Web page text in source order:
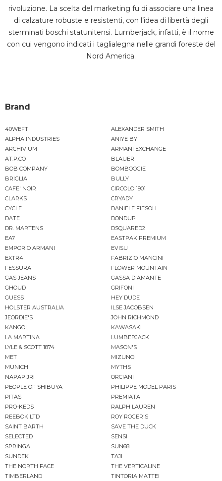
rivoluzione. La scelta del marketing fu di associare una linea
di calzature robuste e resistenti, con l’idea di libertà degli
sterminati boschi statunitensi. Lumberjack, infatti, è il nome
con cui vengono indicati i taglialegna nelle grandi foreste del
Nord America.
Brand
40WEFT
ALEXANDER SMITH
ALPHA INDUSTRIES
ANIYE BY
ARCHIVIUM
ARMANI EXCHANGE
AT.P.CO
BLAUER
BOB COMPANY
BOMBOOGIE
BRIGLIA
BULLY
CAFE' NOIR
CIRCOLO 1901
CLARKS
CRYADY
CYCLE
DANIELE FIESOLI
DATE
DONDUP
DR. MARTENS
DSQUARED2
EA7
EASTPAK PREMIUM
EMPORIO ARMANI
EVISU
EXTR4
FABRIZIO MANCINI
FESSURA
FLOWER MOUNTAIN
GAS JEANS
GASSA D'AMANTE
GHOUD
GRIFONI
GUESS
HEY DUDE
HOLSTER AUSTRALIA
ILSE JACOBSEN
JEORDIE'S
JOHN RICHMOND
KANGOL
KAWASAKI
LA MARTINA
LUMBERJACK
LYLE & SCOTT 1874
MASON'S
MET
MIZUNO
MUNICH
MYTHS
NAPAPIJRI
ORCIANI
PEOPLE OF SHIBUYA
PHILIPPE MODEL PARIS
PITAS
PREMIATA
PRO-KEDS
RALPH LAUREN
REEBOK LTD
ROY ROGER'S
SAINT BARTH
SAVE THE DUCK
SELECTED
SENSI
SPRINGA
SUN68
SUNDEK
TAJI
THE NORTH FACE
THE VERTICALINE
TIMBERLAND
TINTORIA MATTEI